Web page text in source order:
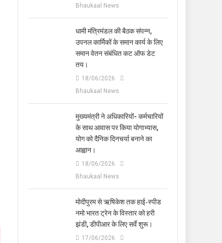
Bhaukaal News
धामी मंत्रिमंडल की बैठक संपन्न,
उपनल कार्मिकों के समान कार्य के लिए
समान वेतन संबंधित कट ऑफ डेट
तय।
18/06/2026
Bhaukaal News
मुख्यमंत्री ने अधिकारियों- कर्मचारियों
के साथ आवास पर किया योगाभ्यास,
योग को दैनिक दिनचर्या बनाने का
आह्वान।
18/06/2026
Bhaukaal News
मोदीपुरम से ऋषिकेश तक हाई‑स्पीड
नमो भारत ट्रेन के विस्तार को हरी
झंडी, डीपीआर के लिए सर्वे शुरू।
17/06/2026